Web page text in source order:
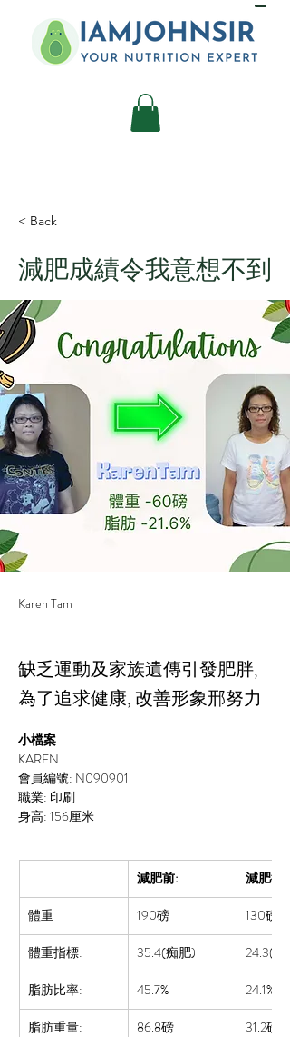
< Back
減肥成績令我意想不到
Karen Tam
缺乏運動及家族遺傳引發肥胖,
為了追求健康, 改善形象邢努力
小檔案
KAREN
會員編號: N090901
職業: 印刷
身高: 156厘米
減肥前: 減肥後:
體重 190磅 130磅
體重指標: 35.4(痴肥) 24.3(過
脂肪比率: 45.7% 24.1%
脂肪重量: 86.8磅 31.2磅